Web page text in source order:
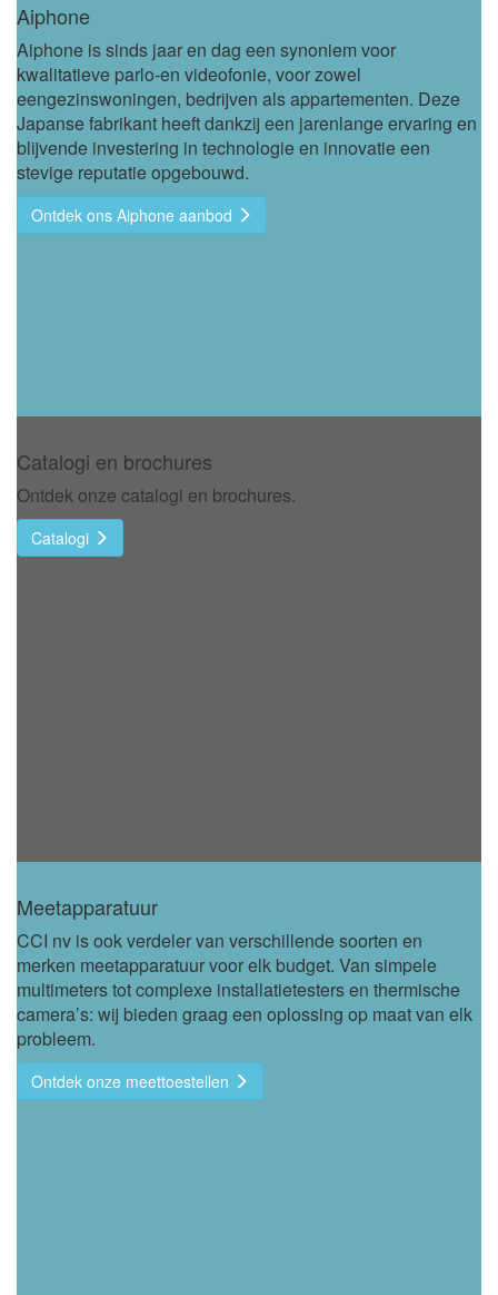
Aiphone
Aiphone is sinds jaar en dag een synoniem voor
kwalitatieve parlo-en videofonie, voor zowel
eengezinswoningen, bedrijven als appartementen. Deze
Japanse fabrikant heeft dankzij een jarenlange ervaring en
blijvende investering in technologie en innovatie een
stevige reputatie opgebouwd.
Ontdek ons Aiphone aanbod
Catalogi en brochures
Ontdek onze catalogi en brochures.
Catalogi
Meetapparatuur
CCI nv is ook verdeler van verschillende soorten en
merken meetapparatuur voor elk budget. Van simpele
multimeters tot complexe installatietesters en thermische
camera’s: wij bieden graag een oplossing op maat van elk
probleem.
Ontdek onze meettoestellen